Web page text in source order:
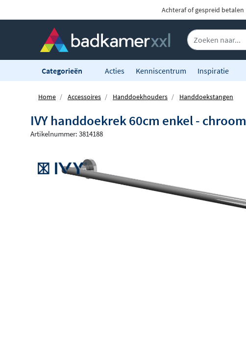
Achteraf of gespreid betalen
Categorieën Acties Kenniscentrum Inspiratie
Home Accessoires Handdoekhouders Handdoekstangen
IVY handdoekrek 60cm enkel - chroom
Artikelnummer: 3814188